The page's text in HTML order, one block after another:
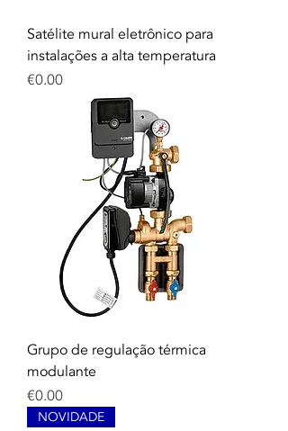
Satélite mural eletrônico para
instalações a alta temperatura
Price
€0.00
Grupo de regulação térmica
modulante
Price
€0.00
NOVIDADE